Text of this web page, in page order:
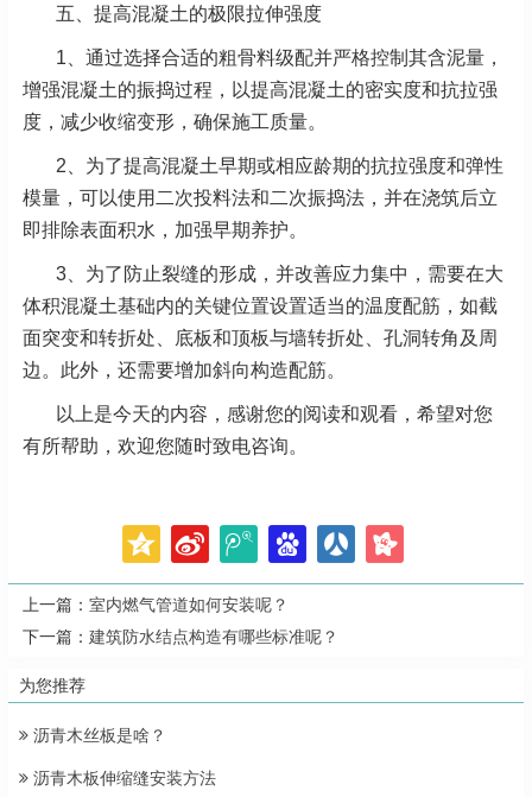
五、提高混凝土的极限拉伸强度
1、通过选择合适的粗骨料级配并严格控制其含泥量，
增强混凝土的振捣过程，以提高混凝土的密实度和抗拉强
度，减少收缩变形，确保施工质量。
2、为了提高混凝土早期或相应龄期的抗拉强度和弹性
模量，可以使用二次投料法和二次振捣法，并在浇筑后立
即排除表面积水，加强早期养护。
3、为了防止裂缝的形成，并改善应力集中，需要在大
体积混凝土基础内的关键位置设置适当的温度配筋，如截
面突变和转折处、底板和顶板与墙转折处、孔洞转角及周
边。此外，还需要增加斜向构造配筋。
以上是今天的内容，感谢您的阅读和观看，希望对您
有所帮助，欢迎您随时致电咨询。
上一篇： 室内燃气管道如何安装呢？
下一篇： 建筑防水结点构造有哪些标准呢？
为您推荐
沥青木丝板是啥？
沥青木板伸缩缝安装方法